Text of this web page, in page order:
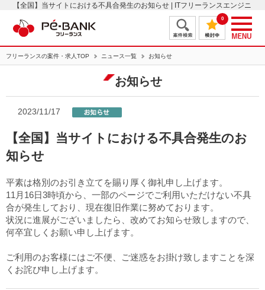
【全国】当サイトにおける不具合発生のお知らせ | ITフリーランスエンジニ
0
フリーランスの案件・求人TOP ニュース一覧 お知らせ
お知らせ
2023/11/17
【全国】当サイトにおける不具合発生のお
知らせ
平素は格別のお引き立てを賜り厚く御礼申し上げます。
11月16日3時頃から、一部のページでご利用いただけない不具
合が発生しており、現在復旧作業に努めております。
状況に進展がございましたら、改めてお知らせ致しますので、
何卒宜しくお願い申し上げます。
ご利用のお客様にはご不便、ご迷惑をお掛け致しますことを深
くお詫び申し上げます。